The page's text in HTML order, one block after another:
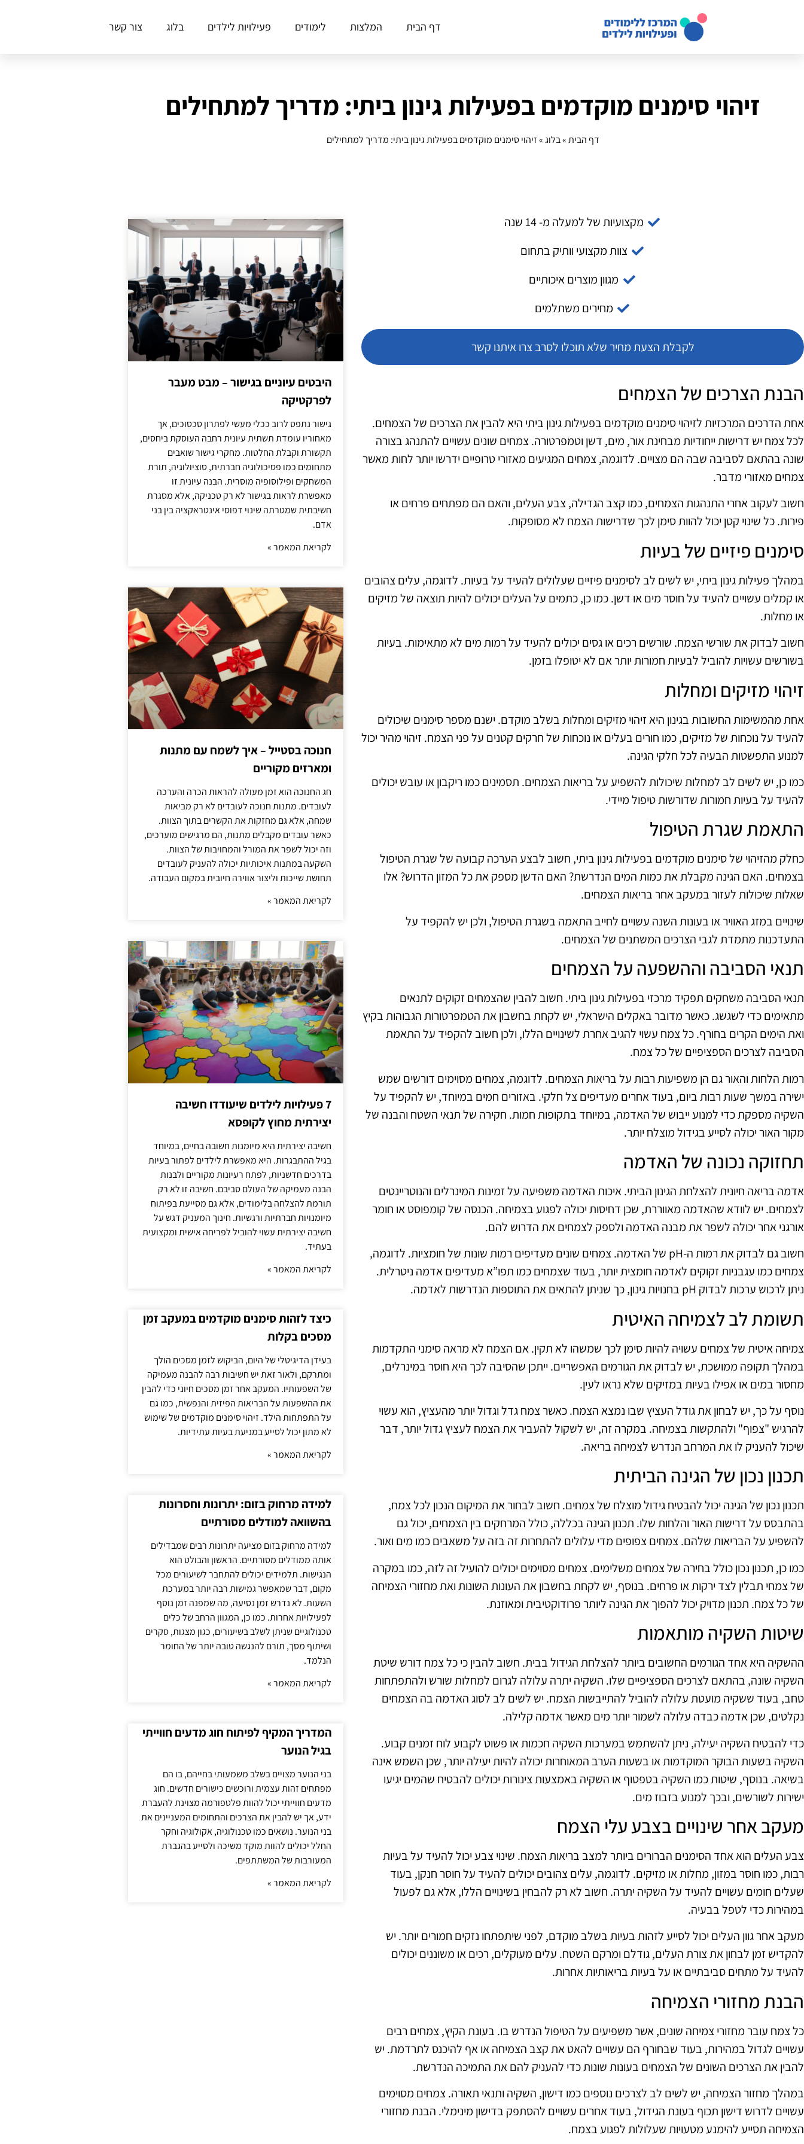
דף הבית המלצות לימודים פעילויות לילדים בלוג צור קשר
זיהוי סימנים מוקדמים בפעילות גינון ביתי: מדריך למתחילים
דף הבית»בלוג»זיהוי סימנים מוקדמים בפעילות גינון ביתי: מדריך למתחילים
מקצועיות של למעלה מ- 14 שנה
צוות מקצועי וותיק בתחום
מגוון מוצרים איכותיים
מחירים משתלמים
לקבלת הצעת מחיר שלא תוכלו לסרב צרו איתנו קשר
הבנת הצרכים של הצמחים
אחת הדרכים המרכזיות לזיהוי סימנים מוקדמים בפעילות גינון ביתי היא להבין את הצרכים של הצמחים.
לכל צמח יש דרישות ייחודיות מבחינת אור, מים, דשן וטמפרטורה. צמחים שונים עשויים להתנהג בצורה
שונה בהתאם לסביבה שבה הם מצויים. לדוגמה, צמחים המגיעים מאזורי טרופיים ידרשו יותר לחות מאשר
צמחים מאזורי מדבר.
חשוב לעקוב אחרי התנהגות הצמחים, כמו קצב הגדילה, צבע העלים, והאם הם מפתחים פרחים או
פירות. כל שינוי קטן יכול להוות סימן לכך שדרישות הצמח לא מסופקות.
סימנים פיזיים של בעיות
במהלך פעילות גינון ביתי, יש לשים לב לסימנים פיזיים שעלולים להעיד על בעיות. לדוגמה, עלים צהובים
או קמלים עשויים להעיד על חוסר מים או דשן. כמו כן, כתמים על העלים יכולים להיות תוצאה של מזיקים
או מחלות.
חשוב לבדוק את שורשי הצמח. שורשים רכים או גסים יכולים להעיד על רמות מים לא מתאימות. בעיות
בשורשים עשויות להוביל לבעיות חמורות יותר אם לא יטופלו בזמן.
זיהוי מזיקים ומחלות
אחת מהמשימות החשובות בגינון היא זיהוי מזיקים ומחלות בשלב מוקדם. ישנם מספר סימנים שיכולים
להעיד על נוכחות של מזיקים, כמו חורים בעלים או נוכחות של חרקים קטנים על פני הצמח. זיהוי מהיר יכול
למנוע התפשטות הבעיה לכל חלקי הגינה.
כמו כן, יש לשים לב למחלות שיכולות להשפיע על בריאות הצמחים. תסמינים כמו ריקבון או עובש יכולים
להעיד על בעיות חמורות שדורשות טיפול מיידי.
התאמת שגרת הטיפול
כחלק מהזיהוי של סימנים מוקדמים בפעילות גינון ביתי, חשוב לבצע הערכה קבועה של שגרת הטיפול
בצמחים. האם הגינה מקבלת את כמות המים הנדרשת? האם הדשן מספק את כל המזון הדרוש? אלו
שאלות שיכולות לעזור במעקב אחר בריאות הצמחים.
שינויים במזג האוויר או בעונות השנה עשויים לחייב התאמה בשגרת הטיפול, ולכן יש להקפיד על
התעדכנות מתמדת לגבי הצרכים המשתנים של הצמחים.
תנאי הסביבה וההשפעה על הצמחים
תנאי הסביבה משחקים תפקיד מרכזי בפעילות גינון ביתי. חשוב להבין שהצמחים זקוקים לתנאים
מתאימים כדי לשגשג. כאשר מדובר באקלים הישראלי, יש לקחת בחשבון את הטמפרטורות הגבוהות בקיץ
ואת הימים הקרים בחורף. כל צמח עשוי להגיב אחרת לשינויים הללו, ולכן חשוב להקפיד על התאמת
הסביבה לצרכים הספציפיים של כל צמח.
רמות הלחות והאור גם הן משפיעות רבות על בריאות הצמחים. לדוגמה, צמחים מסוימים דורשים שמש
ישירה במשך שעות רבות ביום, בעוד אחרים מעדיפים צל חלקי. באזורים חמים במיוחד, יש להקפיד על
השקיה מספקת כדי למנוע ייבוש של האדמה, במיוחד בתקופות חמות. חקירה של תנאי השטח והבנה של
מקור האור יכולה לסייע בגידול מוצלח יותר.
תחזוקה נכונה של האדמה
אדמה בריאה חיונית להצלחת הגינון הביתי. איכות האדמה משפיעה על זמינות המינרלים והנוטריינטים
לצמחים. יש לוודא שהאדמה מאווררת, שכן דחיסות יכולה לפגוע בצמיחה. הכנסה של קומפוסט או חומר
אורגני אחר יכולה לשפר את מבנה האדמה ולספק לצמחים את הדרוש להם.
חשוב גם לבדוק את רמות ה-pH של האדמה. צמחים שונים מעדיפים רמות שונות של חומציות. לדוגמה,
צמחים כמו עגבניות זקוקים לאדמה חומצית יותר, בעוד שצמחים כמו תפו”א מעדיפים אדמה ניטרלית.
ניתן לרכוש ערכות לבדוק pH בחנויות גינון, כך שניתן להתאים את התוספות הנדרשות לאדמה.
תשומת לב לצמיחה האיטית
צמיחה איטית של צמחים עשויה להיות סימן לכך שמשהו לא תקין. אם הצמח לא מראה סימני התקדמות
במהלך תקופה ממושכת, יש לבדוק את הגורמים האפשריים. ייתכן שהסיבה לכך היא חוסר במינרלים,
מחסור במים או אפילו בעיות במזיקים שלא נראו לעין.
נוסף על כך, יש לבחון את גודל העציץ שבו נמצא הצמח. כאשר צמח גדל וגדול יותר מהעציץ, הוא עשוי
להרגיש "צפוף" ולהתקשות בצמיחה. במקרה זה, יש לשקול להעביר את הצמח לעציץ גדול יותר, דבר
שיכול להעניק לו את המרחב הנדרש לצמיחה בריאה.
תכנון נכון של הגינה הביתית
תכנון נכון של הגינה יכול להבטיח גידול מוצלח של צמחים. חשוב לבחור את המיקום הנכון לכל צמח,
בהתבסס על דרישות האור והלחות שלו. תכנון הגינה בכללה, כולל המרחקים בין הצמחים, יכול גם
להשפיע על הבריאות שלהם. צמחים צפופים מדי עלולים להתחרות זה בזה על משאבים כמו מים ואור.
כמו כן, תכנון נכון כולל בחירה של צמחים משלימים. צמחים מסוימים יכולים להועיל זה לזה, כמו במקרה
של צמחי תבלין לצד ירקות או פרחים. בנוסף, יש לקחת בחשבון את העונות השונות ואת מחזורי הצמיחה
של כל צמח. תכנון מדויק יכול להפוך את הגינה ליותר פרודוקטיבית ומאוזנת.
שיטות השקיה מותאמות
ההשקיה היא אחד הגורמים החשובים ביותר להצלחת הגידול בבית. חשוב להבין כי כל צמח דורש שיטת
השקיה שונה, בהתאם לצרכים הספציפיים שלו. השקיה יתרה עלולה לגרום למחלות שורש ולהתפתחות
טחב, בעוד ששקיה מועטת עלולה להוביל להתייבשות הצמח. יש לשים לב לסוג האדמה בה הצמחים
נקלטים, שכן אדמה כבדה עלולה לשמור יותר מים מאשר אדמה קלילה.
כדי להבטיח השקיה יעילה, ניתן להשתמש במערכות השקיה חכמות או פשוט לקבוע לוח זמנים קבוע.
השקיה בשעות הבוקר המוקדמות או בשעות הערב המאוחרות יכולה להיות יעילה יותר, שכן השמש אינה
בשיאה. בנוסף, שיטות כמו השקיה בטפטוף או השקיה באמצעות צינורות יכולים להבטיח שהמים יגיעו
ישירות לשורשים, ובכך למנוע בזבוז מים.
מעקב אחר שינויים בצבע עלי הצמח
צבע העלים הוא אחד הסימנים הברורים ביותר למצב בריאות הצמח. שינוי צבע יכול להעיד על בעיות
רבות, כמו חוסר במזון, מחלות או מזיקים. לדוגמה, עלים צהובים יכולים להעיד על חוסר חנקן, בעוד
שעלים חומים עשויים להעיד על השקיה יתרה. חשוב לא רק להבחין בשינויים הללו, אלא גם לפעול
במהירות כדי לטפל בבעיה.
מעקב אחר גוון העלים יכול לסייע לזהות בעיות בשלב מוקדם, לפני שיתפתחו נזקים חמורים יותר. יש
להקדיש זמן לבחון את צורת העלים, גודלם ומרקם השטח. עלים מעוקלים, רכים או משוננים יכולים
להעיד על מתחים סביבתיים או על בעיות בריאותיות אחרות.
הבנת מחזורי הצמיחה
כל צמח עובר מחזורי צמיחה שונים, אשר משפיעים על הטיפול הנדרש בו. בעונת הקיץ, צמחים רבים
עשויים לגדול במהירות, בעוד שבחורף הם עשויים להאט את קצב הצמיחה או אף להיכנס לתרדמת. יש
להבין את הצרכים השונים של הצמחים בעונות שונות כדי להעניק להם את התמיכה הנדרשת.
במהלך מחזור הצמיחה, יש לשים לב לצרכים נוספים כמו דישון, השקיה ותנאי תאורה. צמחים מסוימים
עשויים לדרוש דישון תכוף בעונת הגידול, בעוד אחרים עשויים להסתפק בדישון מינימלי. הבנת מחזורי
הצמיחה תסייע להימנע מטעויות שעלולות לפגוע בצמח.
היבטים עיוניים בגישור – מבט מעבר
לפרקטיקה
גישור נתפס לרוב ככלי מעשי לפתרון סכסוכים, אך
מאחוריו עומדת תשתית עיונית רחבה העוסקת ביחסים,
תקשורת וקבלת החלטות. מחקרי גישור שואבים
מתחומים כמו פסיכולוגיה חברתית, סוציולוגיה, תורת
המשחקים ופילוסופיה מוסרית. הבנה עיונית זו
מאפשרת לראות בגישור לא רק טכניקה, אלא מסגרת
חשיבתית שמטרתה שינוי דפוסי אינטראקציה בין בני
אדם.
לקריאת המאמר »
חנוכה בסטייל – איך לשמח עם מתנות
ומארזים מקוריים
חג החנוכה הוא זמן מעולה להראות הכרה והערכה
לעובדים. מתנות חנוכה לעובדים לא רק מביאות
שמחה, אלא גם מחזקות את הקשרים בתוך הצוות.
כאשר עובדים מקבלים מתנות, הם מרגישים מוערכים,
וזה יכול לשפר את המורל והמחויבות של הצוות.
השקעה במתנות איכותיות יכולה להעניק לעובדים
תחושת שייכות וליצור אווירה חיובית במקום העבודה.
לקריאת המאמר »
7 פעילויות לילדים שיעודדו חשיבה
יצירתית מחוץ לקופסא
חשיבה יצירתית היא מיומנות חשובה בחיים, במיוחד
בגיל ההתבגרות. היא מאפשרת לילדים לפתור בעיות
בדרכים חדשניות, לפתח רעיונות מקוריים ולבנות
הבנה מעמיקה של העולם סביבם. חשיבה זו לא רק
תורמת להצלחה בלימודים, אלא גם מסייעת בפיתוח
מיומנויות חברתיות ורגשיות. חינוך המעניק דגש על
חשיבה יצירתית עשוי להוביל לפריחה אישית ומקצועית
בעתיד.
לקריאת המאמר »
כיצד לזהות סימנים מוקדמים במעקב זמן
מסכים בקלות
בעידן הדיגיטלי של היום, הביקוש לזמן מסכים הולך
ומתרקם, ולאור זאת יש חשיבות רבה להבנה מעמיקה
של השפעותיו. המעקב אחר זמן מסכים חיוני כדי להבין
את ההשפעות על הבריאות הפיזית והנפשית, כמו גם
על התפתחות הילד. זיהוי סימנים מוקדמים של שימוש
לא מתון יכול לסייע במניעת בעיות עתידיות.
לקריאת המאמר »
למידה מרחוק בזום: יתרונות וחסרונות
בהשוואה למודלים מסורתיים
למידה מרחוק בזום מציעה יתרונות רבים שמבדילים
אותה ממודלים מסורתיים. הראשון והבולט הוא
הנגישות. תלמידים יכולים להתחבר לשיעורים מכל
מקום, דבר שמאפשר גמישות רבה יותר במערכת
השעות. לא נדרש זמן נסיעה, מה שמפנה זמן נוסף
לפעילויות אחרות. כמו כן, המגוון הרחב של כלים
טכנולוגיים שניתן לשלב בשיעורים, כגון מצגות, סקרים
ושיתוף מסך, תורם להנגשה טובה יותר של החומר
הנלמד.
לקריאת המאמר »
המדריך המקיף לפיתוח חוג מדעים חווייתי
בגיל הנוער
בני הנוער מצויים בשלב משמעותי בחייהם, בו הם
מפתחים זהות עצמית ורוכשים כישורים חדשים. חוג
מדעים חווייתי יכול להוות פלטפורמה מצוינת להעברת
ידע, אך יש להבין את הצרכים והתחומים המעניינים את
בני הנוער. נושאים כמו טכנולוגיה, אקולוגיה וחקר
החלל יכולים להוות מוקד משיכה ולסייע בהגברת
המעורבות של המשתתפים.
לקריאת המאמר »